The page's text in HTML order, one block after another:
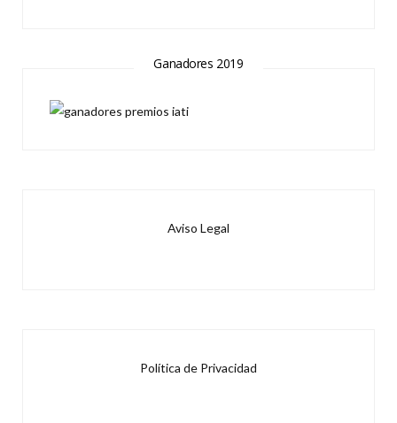
Ganadores 2019
Aviso Legal
Política de Privacidad